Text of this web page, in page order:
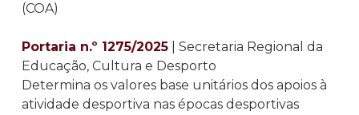
(COA)
Portaria n.º 1275/2025| Secretaria Regional da
Educação, Cultura e Desporto
Determina os valores base unitários dos apoios à
atividade desportiva nas épocas desportivas